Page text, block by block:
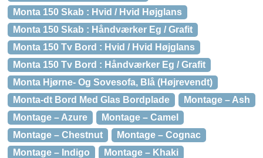
Monta 150 Skab : Hvid / Hvid Højglans
Monta 150 Skab : Håndværker Eg / Grafit
Monta 150 Tv Bord : Hvid / Hvid Højglans
Monta 150 Tv Bord : Håndværker Eg / Grafit
Monta Hjørne- Og Sovesofa, Blå (Højrevendt)
Monta-dt Bord Med Glas Bordplade
Montage – Ash
Montage – Azure
Montage – Camel
Montage – Chestnut
Montage – Cognac
Montage – Indigo
Montage – Khaki